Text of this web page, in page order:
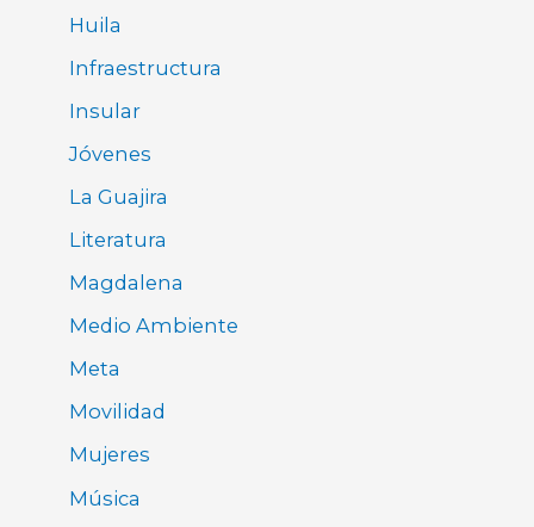
Huila
Infraestructura
Insular
Jóvenes
La Guajira
Literatura
Magdalena
Medio Ambiente
Meta
Movilidad
Mujeres
Música